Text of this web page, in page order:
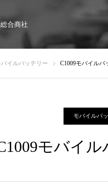
合商社
バイルバッテリー C1009モバイルバ
モバイルバ
モバイ